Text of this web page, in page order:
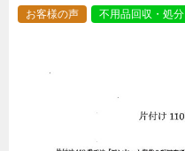
お客様の声
不用品回収・処分